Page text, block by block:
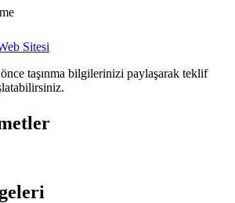
Sitesi
taşınma bilgilerinizi paylaşarak teklif